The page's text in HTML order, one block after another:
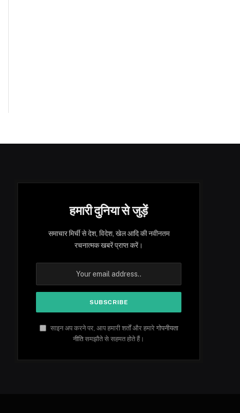
हमारी दुनिया से जुड़ें
समाचार मिर्ची से देश, विदेश, खेल आदि की नवीनतम
रचनात्मक खबरें प्राप्त करें।
साइन अप करने पर, आप हमारी शर्तों और हमारे गोपनीयता
नीतिसमझौते से सहमत होते हैं।